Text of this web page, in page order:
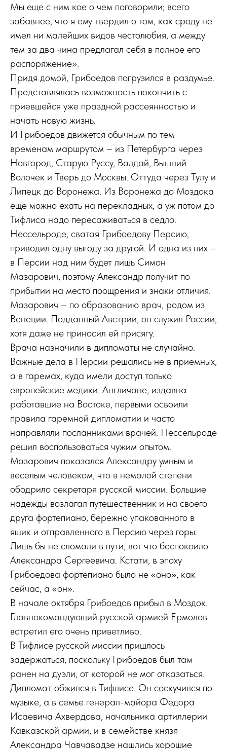
Мы еще с ним кое о чем поговорили; всего
забавнее, что я ему твердил о том, как сроду не
имел ни малейших видов честолюбия, а между
тем за два чина предлагал себя в полное его
распоряжение».
Придя домой, Грибоедов погрузился в раздумье.
Представлялась возможность покончить с
приевшейся уже праздной рассеянностью и
начать новую жизнь.
И Грибоедов движется обычным по тем
временам маршрутом – из Петербурга через
Новгород, Старую Руссу, Валдай, Вышний
Волочек и Тверь до Москвы. Оттуда через Тулу и
Липецк до Воронежа. Из Воронежа до Моздока
еще можно ехать на перекладных, а уж потом до
Тифлиса надо пересаживаться в седло.
Нессельроде, сватая Грибоедову Персию,
приводил одну выгоду за другой. И одна из них –
в Персии над ним будет лишь Симон
Мазарович, поэтому Александр получит по
прибытии на место поощрения и знаки отличия.
Мазарович – по образованию врач, родом из
Венеции. Подданный Австрии, он служил России,
хотя даже не приносил ей присягу.
Врача назначили в дипломаты не случайно.
Важные дела в Персии решались не в приемных,
а в гаремах, куда имели доступ только
европейские медики. Англичане, издавна
работавшие на Востоке, первыми освоили
правила гаремной дипломатии и часто
направляли посланниками врачей. Нессельроде
решил воспользоваться чужим опытом.
Мазарович показался Александру умным и
веселым человеком, что в немалой степени
ободрило секретаря русской миссии. Большие
надежды возлагал путешественник и на своего
друга фортепиано, бережно упакованного в
ящик и отправленного в Персию через горы.
Лишь бы не сломали в пути, вот что беспокоило
Александра Сергеевича. Кстати, в эпоху
Грибоедова фортепиано было не «оно», как
сейчас, а «он».
В начале октября Грибоедов прибыл в Моздок.
Главнокомандующий русской армией Ермолов
встретил его очень приветливо.
В Тифлисе русской миссии пришлось
задержаться, поскольку Грибоедов был там
ранен на дуэли, от которой не мог отказаться.
Дипломат обжился в Тифлисе. Он соскучился по
музыке, а в семье генерал-майора Федора
Исаевича Ахвердова, начальника артиллерии
Кавказской армии, и в семействе князя
Александра Чавчавадзе нашлись хорошие